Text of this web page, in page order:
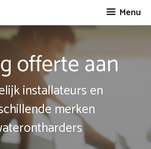
Menu
offerte aan
installateurs en
merken